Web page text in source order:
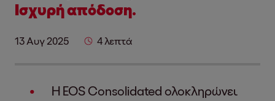
Ισχυρή απόδοση.
13 Αυγ 2025 4 λεπτά
Η EOS Consolidated ολοκληρώνει